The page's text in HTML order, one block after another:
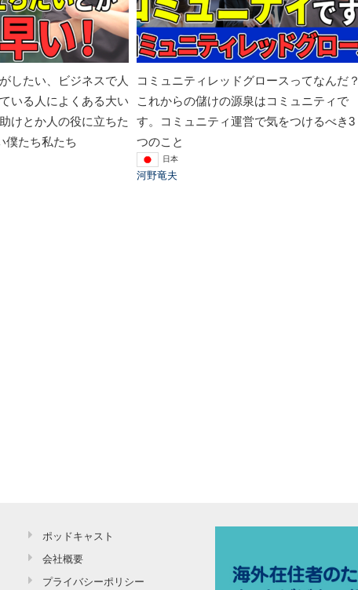
したい、ビジネスで人
いる人によくある大い
けとか人の役に立ちた
僕たち私たち
コミュニティレッドグロースってなんだ？
これからの儲けの源泉はコミュニティで
す。コミュニティ運営で気をつけるべき3
つのこと
日本
河野竜夫
ポッドキャスト
会社概要
プライバシーポリシー